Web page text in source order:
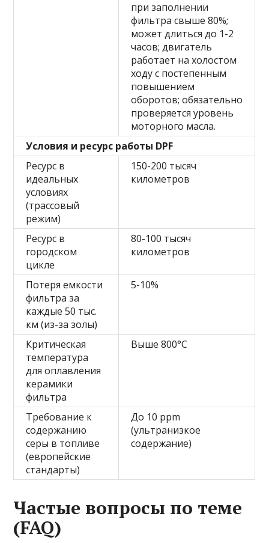
при заполнении
фильтра свыше 80%;
может длиться до 1-2
часов; двигатель
работает на холостом
ходу с постепенным
повышением
оборотов; обязательно
проверяется уровень
моторного масла.
Условия и ресурс работы DPF
Ресурс в
идеальных
условиях
(трассовый
режим)
150-200 тысяч
километров
Ресурс в
городском
цикле
80-100 тысяч
километров
Потеря емкости
фильтра за
каждые 50 тыс.
км (из-за золы)
5-10%
Критическая
температура
для оплавления
керамики
фильтра
Выше 800°C
Требование к
содержанию
серы в топливе
(европейские
стандарты)
До 10 ppm
(ультранизкое
содержание)
Частые вопросы по теме
(FAQ)